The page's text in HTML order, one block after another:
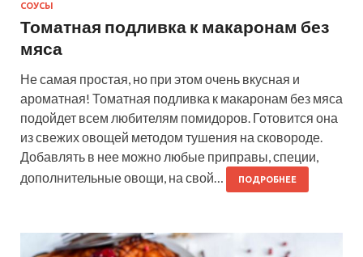
СОУСЫ
Томатная подливка к макаронам без
мяса
Не самая простая, но при этом очень вкусная и
ароматная! Томатная подливка к макаронам без мяса
подойдет всем любителям помидоров. Готовится она
из свежих овощей методом тушения на сковороде.
Добавлять в нее можно любые приправы, специи,
дополнительные овощи, на свой…
ПОДРОБНЕЕ